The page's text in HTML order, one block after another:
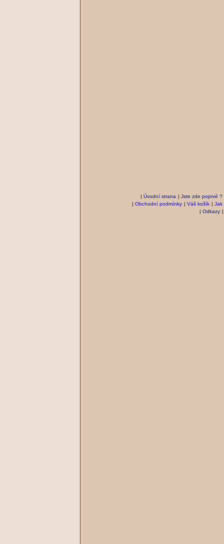
| Úvodní strana | Jste zde poprvé ?
| Obchodní podmínky | Váš košík | Jak
| Odkazy